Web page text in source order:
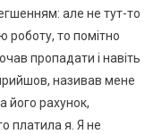
але не тут-то
роботу, то помітно
пропадати і навіть
називав мене
його рахунок,
платила я. Я не